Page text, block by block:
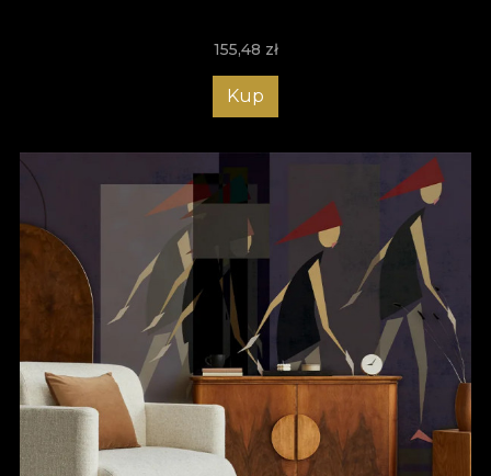
unică. Alege tapetele moderne pentru living VLAdiLA și bucură-
te de un ambient cu adevărat special! Te așteptăm cu modele
unice, create să inspire! Descoperă acum colecția noastră de
tapete și transformă-ți sufrageria într-un loc memorabil, care să
155,48 zł
Kup